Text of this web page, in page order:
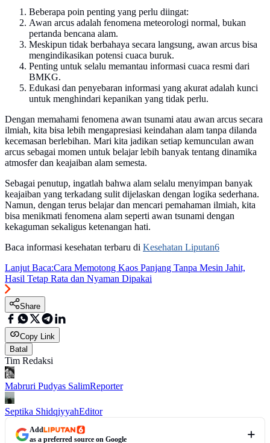
Beberapa poin penting yang perlu diingat:
Awan arcus adalah fenomena meteorologi normal, bukan
pertanda bencana alam.
Meskipun tidak berbahaya secara langsung, awan arcus bisa
mengindikasikan potensi cuaca buruk.
Penting untuk selalu memantau informasi cuaca resmi dari
BMKG.
Edukasi dan penyebaran informasi yang akurat adalah kunci
untuk menghindari kepanikan yang tidak perlu.
Dengan memahami fenomena awan tsunami atau awan arcus secara
ilmiah, kita bisa lebih mengapresiasi keindahan alam tanpa dilanda
kecemasan berlebihan. Mari kita jadikan setiap kemunculan awan
arcus sebagai momen untuk belajar lebih banyak tentang dinamika
atmosfer dan keajaiban alam semesta.
Sebagai penutup, ingatlah bahwa alam selalu menyimpan banyak
keajaiban yang terkadang sulit dijelaskan dengan logika sederhana.
Namun, dengan terus belajar dan mencari pemahaman ilmiah, kita
bisa menikmati fenomena alam seperti awan tsunami dengan
kekaguman sekaligus ketenangan hati.
Baca informasi kesehatan terbaru di Kesehatan Liputan6
Lanjut Baca:Cara Memotong Kaos Panjang Tanpa Mesin Jahit,
Hasil Tetap Rata dan Nyaman Dipakai
Share
Copy Link
Batal
Tim Redaksi
Mabruri Pudyas SalimReporter
Septika ShidqiyyahEditor
Add
as a preferred source on Google